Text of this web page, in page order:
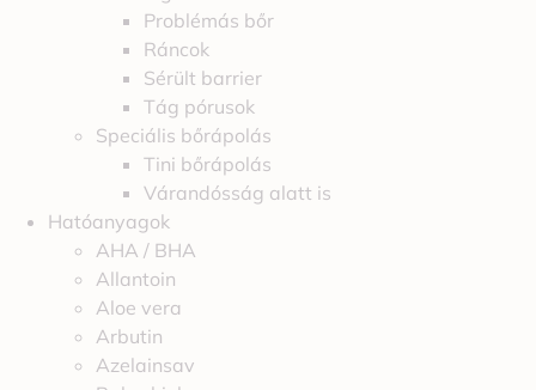
Problémás bőr
Ráncok
Sérült barrier
Tág pórusok
Speciális bőrápolás
Tini bőrápolás
Várandósság alatt is
Hatóanyagok
AHA / BHA
Allantoin
Aloe vera
Arbutin
Azelainsav